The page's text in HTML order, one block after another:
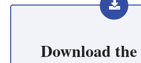
Download the